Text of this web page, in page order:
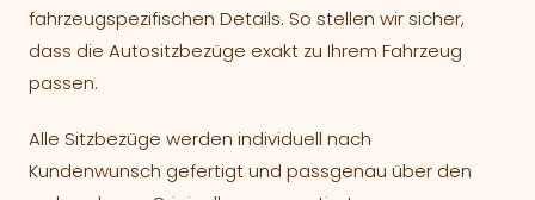
fahrzeugspezifischen Details. So stellen wir sicher,
dass die Autositzbezüge exakt zu Ihrem Fahrzeug
passen.
Alle Sitzbezüge werden individuell nach
Kundenwunsch gefertigt und passgenau über den